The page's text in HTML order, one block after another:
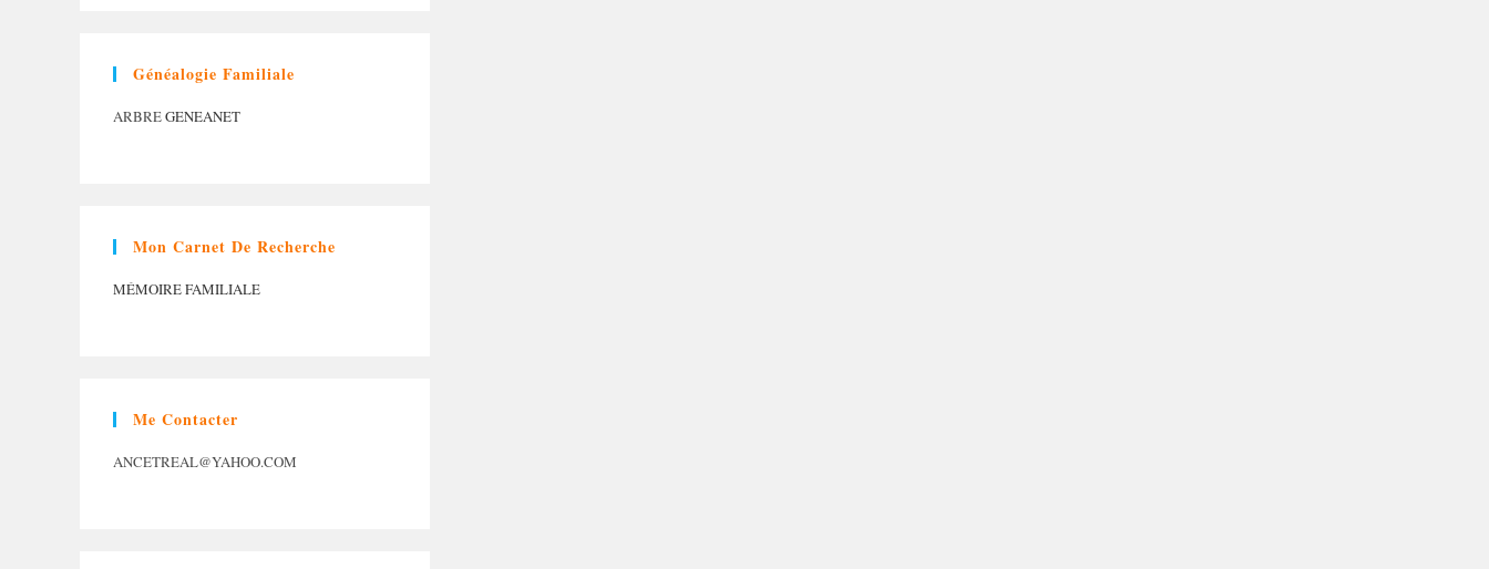
Généalogie Familiale
ARBREGENEANET
Mon Carnet De Recherche
MÉMOIRE FAMILIALE
Me Contacter
ANCETREAL@YAHOO.COM